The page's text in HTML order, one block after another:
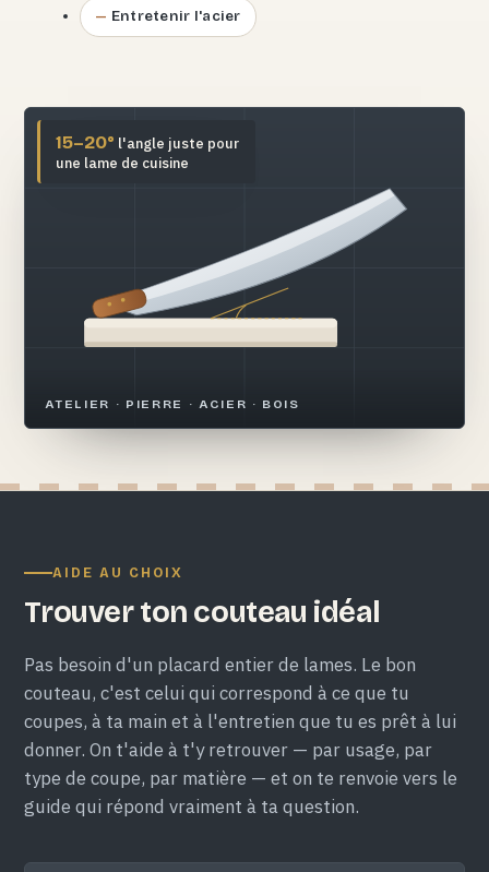
Entretenir l'acier
ATELIER · PIERRE · ACIER · BOIS
15–20° l'angle juste pour
une lame de cuisine
AIDE AU CHOIX
Trouver ton couteau idéal
Pas besoin d'un placard entier de lames. Le bon
couteau, c'est celui qui correspond à ce que tu
coupes, à ta main et à l'entretien que tu es prêt à lui
donner. On t'aide à t'y retrouver — par usage, par
type de coupe, par matière — et on te renvoie vers le
guide qui répond vraiment à ta question.